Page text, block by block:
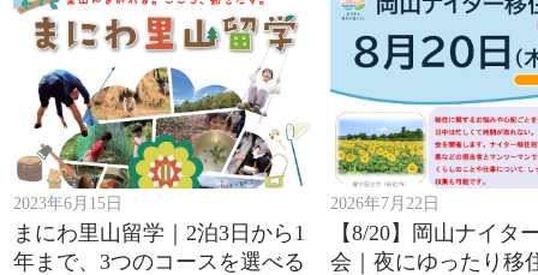
2023年6月15日
まにわ里山留学｜2泊3日から1
年まで、3つのコースを選べる
2026年7月22日
【8/20】岡山ナイタ
会｜夜にゆったり移